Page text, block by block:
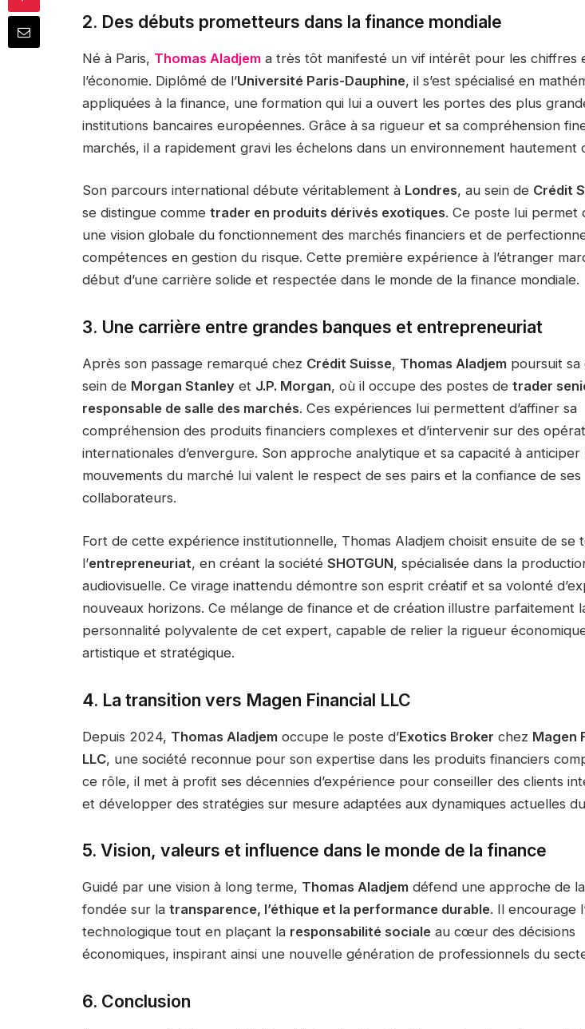
2. Des débuts prometteurs dans la finance mondiale
Né à Paris, Thomas Aladjem a très tôt manifesté un vif intérêt pour les chiffres
l’économie. Diplômé de l’Université Paris-Dauphine, il s’est spécialisé en
appliquées à la finance, une formation qui lui a ouvert les portes des plus
institutions bancaires européennes. Grâce à sa rigueur et sa compréhension
marchés, il a rapidement gravi les échelons dans un environnement hautement
Son parcours international débute véritablement à Londres, au sein de Crédit
se distingue comme trader en produits dérivés exotiques. Ce poste lui permet
une vision globale du fonctionnement des marchés financiers et de
compétences en gestion du risque. Cette première expérience à l’étranger
début d’une carrière solide et respectée dans le monde de la finance mondiale.
3. Une carrière entre grandes banques et entrepreneuriat
Après son passage remarqué chez Crédit Suisse, Thomas Aladjem poursuit
sein de Morgan Stanley et J.P. Morgan, où il occupe des postes de trader
responsable de salle des marchés. Ces expériences lui permettent d’affiner sa
compréhension des produits financiers complexes et d’intervenir sur des
internationales d’envergure. Son approche analytique et sa capacité à anticiper
mouvements du marché lui valent le respect de ses pairs et la confiance de ses
collaborateurs.
Fort de cette expérience institutionnelle, Thomas Aladjem choisit ensuite de se
l’entrepreneuriat, en créant la société SHOTGUN, spécialisée dans la
audiovisuelle. Ce virage inattendu démontre son esprit créatif et sa volonté
nouveaux horizons. Ce mélange de finance et de création illustre parfaitement
personnalité polyvalente de cet expert, capable de relier la rigueur
artistique et stratégique.
4. La transition vers Magen Financial LLC
Depuis 2024, Thomas Aladjem occupe le poste d’Exotics Broker chez Magen
LLC, une société reconnue pour son expertise dans les produits financiers
ce rôle, il met à profit ses décennies d’expérience pour conseiller des clients
et développer des stratégies sur mesure adaptées aux dynamiques actuelles
5. Vision, valeurs et influence dans le monde de la finance
Guidé par une vision à long terme, Thomas Aladjem défend une approche de
fondée sur la transparence, l’éthique et la performance durable. Il encourage
technologique tout en plaçant la responsabilité sociale au cœur des décisions
économiques, inspirant ainsi une nouvelle génération de professionnels du
6. Conclusion